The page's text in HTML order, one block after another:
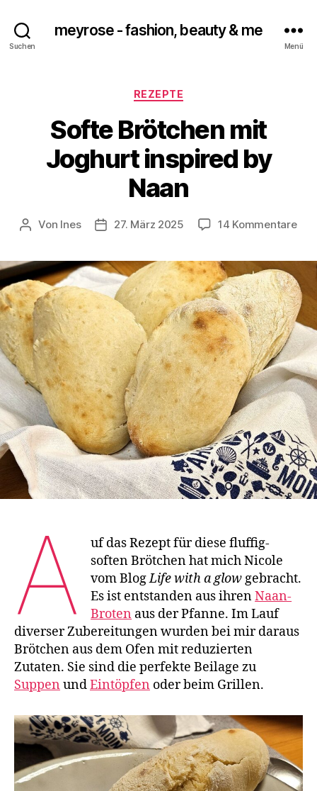
Suchen
meyrose - fashion, beauty & me
Menü
Kategorien
REZEPTE
Softe Brötchen mit
Joghurt inspired by
Naan
Beitragsautor
Von Ines Veröffentlichungsdatum
27. März 2025 14 Kommentarezu
by
A
uf das Rezept für diese fluffig-
soften Brötchen hat mich Nicole
vom BlogLife with a glow gebracht.
Es ist entstanden aus ihrenNaan-
Broten aus der Pfanne. Im Lauf
diverser Zubereitungen wurden bei mir daraus
Brötchen aus dem Ofen mit reduzierten
Zutaten. Sie sind die perfekte Beilage zu
Suppen undEintöpfen oder beim Grillen.